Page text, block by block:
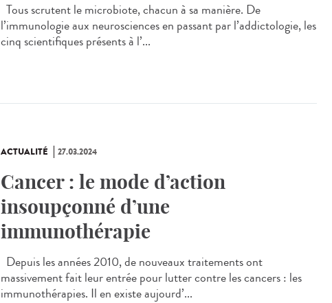
Tous scrutent le microbiote, chacun à sa manière. De
l’immunologie aux neurosciences en passant par l’addictologie, les
cinq scientifiques présents à l’...
ACTUALITÉ 27.03.2024
Cancer : le mode d’action
insoupçonné d’une
immunothérapie
Depuis les années 2010, de nouveaux traitements ont
massivement fait leur entrée pour lutter contre les cancers : les
immunothérapies. Il en existe aujourd’...